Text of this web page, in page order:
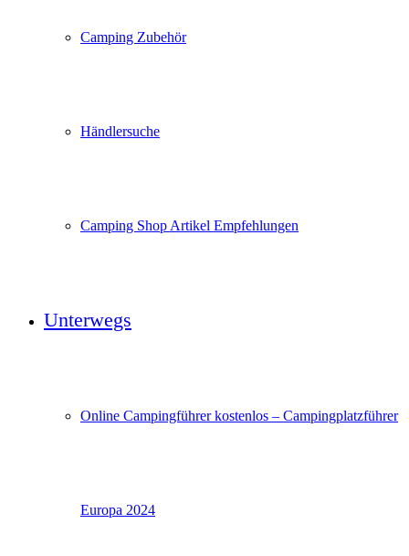
Camping Zubehör
Händlersuche
Camping Shop Artikel Empfehlungen
Unterwegs
Online Campingführer kostenlos – Campingplatzführer
Europa 2024